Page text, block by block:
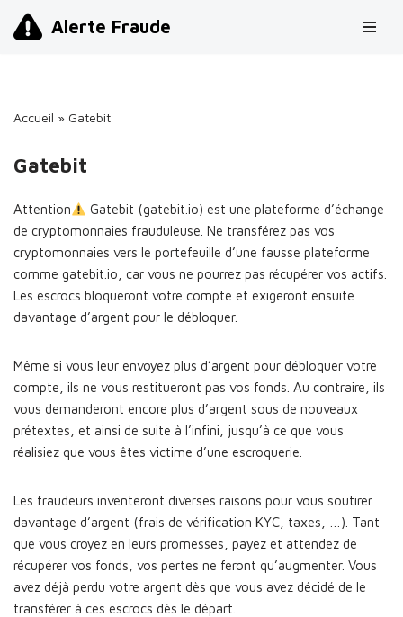
Alerte Fraude
Accueil » Gatebit
Gatebit
Attention
Gatebit (gatebit.io) est une plateforme d’échange
de cryptomonnaies frauduleuse. Ne transférez pas vos
cryptomonnaies vers le portefeuille d’une fausse plateforme
comme gatebit.io, car vous ne pourrez pas récupérer vos actifs.
Les escrocs bloqueront votre compte et exigeront ensuite
davantage d’argent pour le débloquer.
Même si vous leur envoyez plus d’argent pour débloquer votre
compte, ils ne vous restitueront pas vos fonds. Au contraire, ils
vous demanderont encore plus d’argent sous de nouveaux
prétextes, et ainsi de suite à l’infini, jusqu’à ce que vous
réalisiez que vous êtes victime d’une escroquerie.
Les fraudeurs inventeront diverses raisons pour vous soutirer
davantage d’argent (frais de vérification KYC, taxes, …). Tant
que vous croyez en leurs promesses, payez et attendez de
récupérer vos fonds, vos pertes ne feront qu’augmenter. Vous
avez déjà perdu votre argent dès que vous avez décidé de le
transférer à ces escrocs dès le départ.